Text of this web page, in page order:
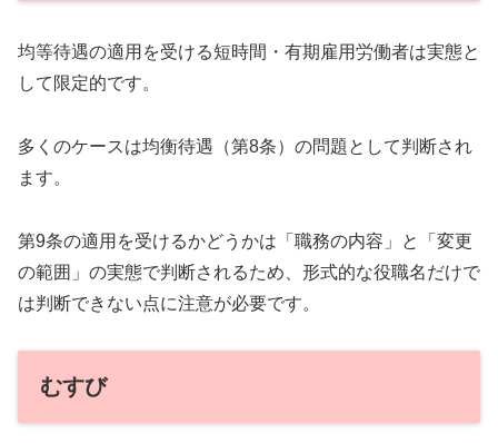
均等待遇の適用を受ける短時間・有期雇用労働者は実態と
して限定的です。
多くのケースは均衡待遇（第8条）の問題として判断され
ます。
第9条の適用を受けるかどうかは「職務の内容」と「変更
の範囲」の実態で判断されるため、形式的な役職名だけで
は判断できない点に注意が必要です。
むすび